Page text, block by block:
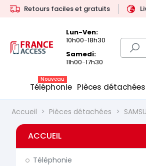
Retours faciles et gratuits
Lun-Ven:
10h00-18h30
Samedi:
11h00-17h30
Téléphonie
Nouveau
Pièces détachées
Accueil Pièces détachées
ACCUEIL
Téléphonie